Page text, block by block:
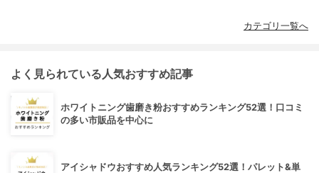
カテゴリ一覧へ
よく見られている人気おすすめ記事
ホワイトニング歯磨き粉おすすめランキング52選！口コミ
の多い市販品を中心に
アイシャドウおすすめ人気ランキング52選！パレット&単